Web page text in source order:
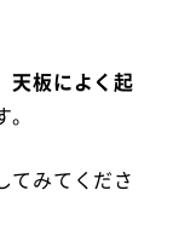
天板によく起
てみてくださ